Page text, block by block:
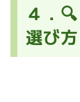
４．
選び方